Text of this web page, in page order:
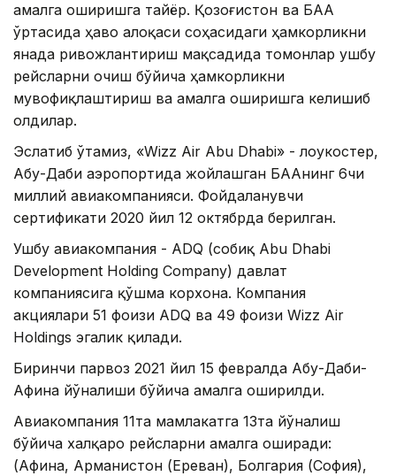
амалга оширишга тайёр. Қозоғистон ва БАА
ўртасида ҳаво алоқаси соҳасидаги ҳамкорликни
янада ривожлантириш мақсадида томонлар ушбу
рейсларни очиш бўйича ҳамкорликни
мувофиқлаштириш ва амалга оширишга келишиб
олдилар.
Эслатиб ўтамиз, «Wizz Air Abu Dhabi» - лоукостер,
Абу-Даби аэропортида жойлашган БААнинг 6чи
миллий авиакомпанияси. Фойдаланувчи
сертификати 2020 йил 12 октябрда берилган.
Ушбу авиакомпания - ADQ (собиқ Abu Dhabi
Development Holding Company) давлат
компаниясига қўшма корхона. Компания
акциялари 51 фоизи ADQ ва 49 фоизи Wizz Air
Holdings эгалик қилади.
Биринчи парвоз 2021 йил 15 февралда Абу-Даби-
Афина йўналиши бўйича амалга оширилди.
Авиакомпания 11та мамлакатга 13та йўналиш
бўйича халқаро рейсларни амалга оширади:
(Афина, Арманистон (Ереван), Болгария (София),